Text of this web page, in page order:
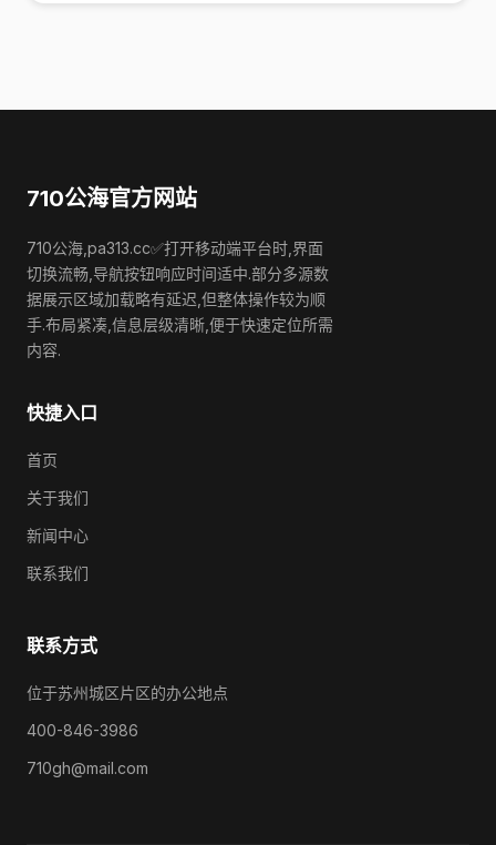
710公海官方网站
710公海,pa313.cc✅打开移动端平台时,界面
切换流畅,导航按钮响应时间适中.部分多源数
据展示区域加载略有延迟,但整体操作较为顺
手.布局紧凑,信息层级清晰,便于快速定位所需
内容.
快捷入口
首页
关于我们
新闻中心
联系我们
联系方式
位于苏州城区片区的办公地点
400-846-3986
710gh@mail.com